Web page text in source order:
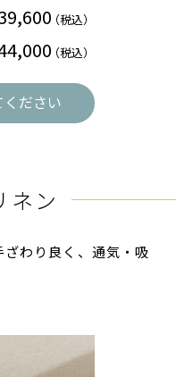
（税込）
（税込）
ださい
ネン
わり良く、通気・吸